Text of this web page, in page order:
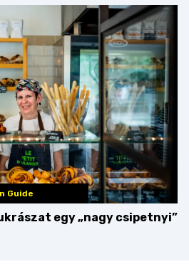
Dublinból hazatért pár
Guide
egy „nagy csipetnyi”